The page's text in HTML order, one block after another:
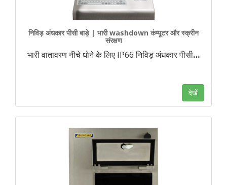
निविड़ अंधकार पीसी बाड़े | भारी washdown कंप्यूटर और स्क्रीन
संरक्षण
भारी वातावरण नीचे धोने के लिए IP66 निविड़ अंधकार पीसी…
देखें